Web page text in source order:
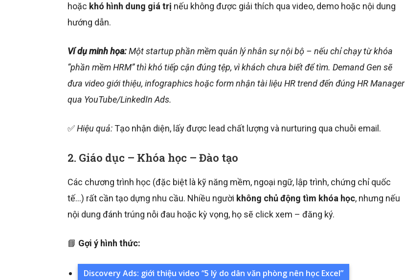
hoặc khó hình dung giá trị nếu không được giải thích qua video, demo hoặc nội dung
hướng dẫn.
Ví dụ minh họa:Một startup phần mềm quản lý nhân sự nội bộ – nếu chỉ chạy từ khóa
“phần mềm HRM” thì khó tiếp cận đúng tệp, vì khách chưa biết để tìm. Demand Gen sẽ
đưa video giới thiệu, infographics hoặc form nhận tài liệu HR trend đến đúng HR Manager
qua YouTube/LinkedIn Ads.
✅Hiệu quả:Tạo nhận diện, lấy được lead chất lượng và nurturing qua chuỗi email.
2. Giáo dục – Khóa học – Đào tạo
Các chương trình học (đặc biệt là kỹ năng mềm, ngoại ngữ, lập trình, chứng chỉ quốc
tế…) rất cần tạo dựng nhu cầu. Nhiều người không chủ động tìm khóa học, nhưng nếu
nội dung đánh trúng nỗi đau hoặc kỳ vọng, họ sẽ click xem – đăng ký.
📘 Gợi ý hình thức:
Discovery Ads: giới thiệu video “5 lý do dân văn phòng nên học Excel”